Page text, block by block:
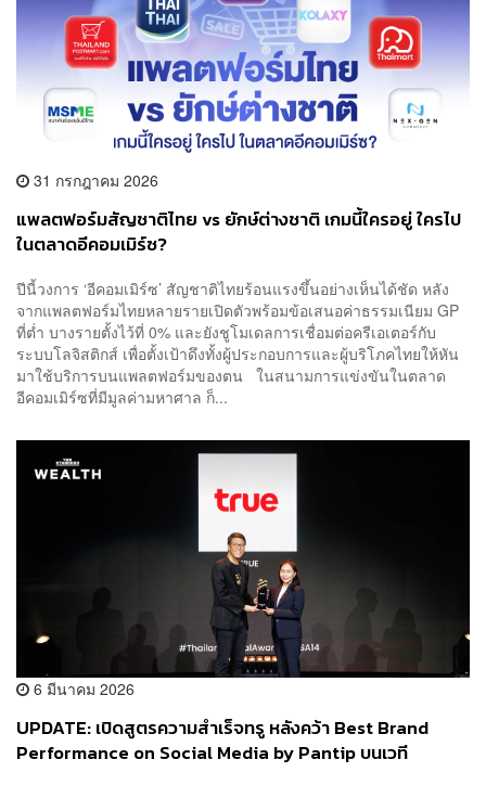
31 กรกฎาคม 2026
แพลตฟอร์มสัญชาติไทย vs ยักษ์ต่างชาติ เกมนี้ใครอยู่ ใครไป
ในตลาดอีคอมเมิร์ซ?
ปีนี้วงการ ‘อีคอมเมิร์ซ’ สัญชาติไทยร้อนแรงขึ้นอย่างเห็นได้ชัด หลัง
จากแพลตฟอร์มไทยหลายรายเปิดตัวพร้อมข้อเสนอค่าธรรมเนียม GP
ที่ต่ำ บางรายตั้งไว้ที่ 0% และยังชูโมเดลการเชื่อมต่อครีเอเตอร์กับ
ระบบโลจิสติกส์ เพื่อตั้งเป้าดึงทั้งผู้ประกอบการและผู้บริโภคไทยให้หัน
มาใช้บริการบนแพลตฟอร์มของตน ในสนามการแข่งขันในตลาด
อีคอมเมิร์ซที่มีมูลค่ามหาศาล ก็...
6 มีนาคม 2026
UPDATE: เปิดสูตรความสำเร็จทรู หลังคว้า Best Brand
Performance on Social Media by Pantip บนเวที